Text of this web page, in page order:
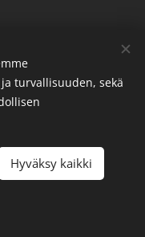
turvallisuuden, sekä
Hyväksy kaikki